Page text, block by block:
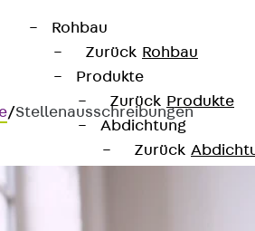
Rohbau
Zurück Rohbau
Produkte
Zurück Produkte
Abdichtung
Zurück
/Stellenausschreibungen